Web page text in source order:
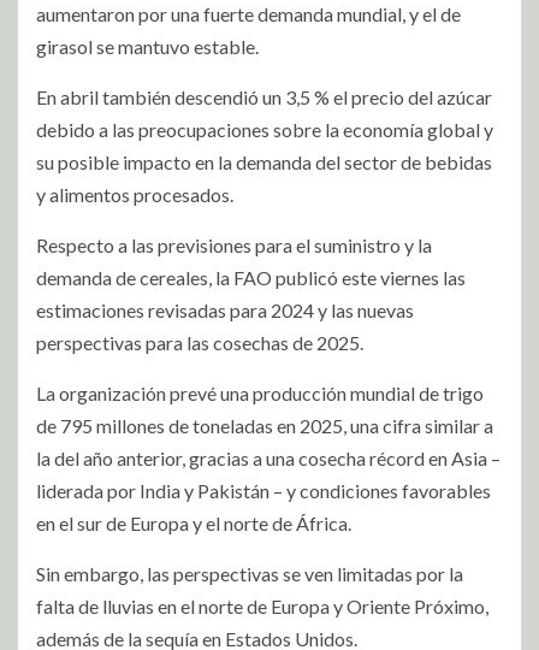
aumentaron por una fuerte demanda mundial, y el de
girasol se mantuvo estable.
En abril también descendió un 3,5 % el precio del azúcar
debido a las preocupaciones sobre la economía global y
su posible impacto en la demanda del sector de bebidas
y alimentos procesados.
Respecto a las previsiones para el suministro y la
demanda de cereales, la FAO publicó este viernes las
estimaciones revisadas para 2024 y las nuevas
perspectivas para las cosechas de 2025.
La organización prevé una producción mundial de trigo
de 795 millones de toneladas en 2025, una cifra similar a
la del año anterior, gracias a una cosecha récord en Asia –
liderada por India y Pakistán – y condiciones favorables
en el sur de Europa y el norte de África.
Sin embargo, las perspectivas se ven limitadas por la
falta de lluvias en el norte de Europa y Oriente Próximo,
además de la sequía en Estados Unidos.